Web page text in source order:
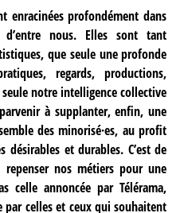
enracinées profondément dans
nous. Elles sont tant
que seule une profonde
regards, productions,
notre intelligence collective
à supplanter, enfin, une
des minorisé·es, au profit
désirables et durables. C’est de
nos métiers pour une
celle annoncée par Télérama,
celles et ceux qui souhaitent